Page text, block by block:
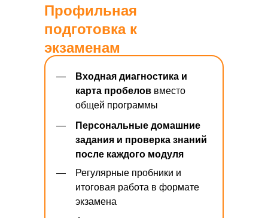
Профильная
подготовка к
экзаменам
—
Входная диагностика и
карта пробелов вместо
общей программы
—
Персональные домашние
задания и проверка знаний
после каждого модуля
—
Регулярные пробники и
итоговая работа в формате
экзамена